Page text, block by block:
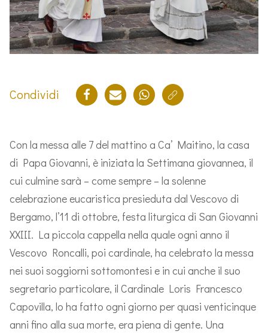
Condividi
Con la messa alle 7 del mattino a Ca’ Maitino, la casa
di Papa Giovanni, è iniziata la Settimana giovannea, il
cui culmine sarà – come sempre – la solenne
celebrazione eucaristica presieduta dal Vescovo di
Bergamo, l’11 di ottobre, festa liturgica di San Giovanni
XXIII. La piccola cappella nella quale ogni anno il
Vescovo Roncalli, poi cardinale, ha celebrato la messa
nei suoi soggiorni sottomontesi e in cui anche il suo
segretario particolare, il Cardinale Loris Francesco
Capovilla, lo ha fatto ogni giorno per quasi venticinque
anni fino alla sua morte, era piena di gente. Una